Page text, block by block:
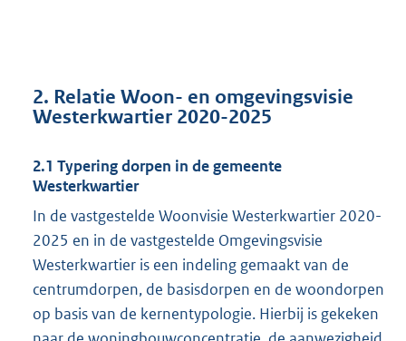
2. Relatie Woon- en omgevingsvisie
Westerkwartier 2020-2025
2.1 Typering dorpen in de gemeente
Westerkwartier
In de vastgestelde Woonvisie Westerkwartier 2020-
2025 en in de vastgestelde Omgevingsvisie
Westerkwartier is een indeling gemaakt van de
centrumdorpen, de basisdorpen en de woondorpen
op basis van de kernentypologie. Hierbij is gekeken